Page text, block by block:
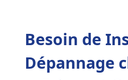
Besoin de
Dépannage